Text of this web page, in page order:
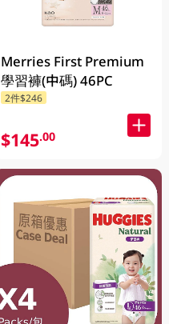
Merries First Premium
學習褲(中碼) 46PC
2件$246
$145.00